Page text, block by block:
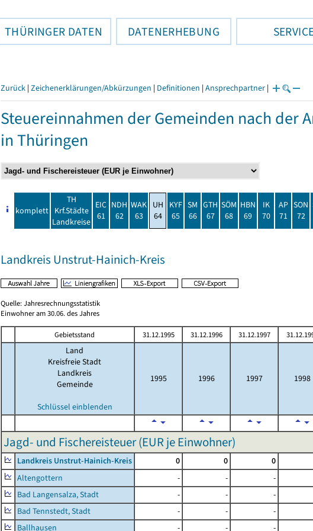
THÜRINGER DATEN DATENERHEBUNG
Zurück | Zeichenerklärungen/Abkürzungen | Definitionen | Ansprechpartner |
Steuereinnahmen der Gemeinden nach der
in Thüringen
komplett
TH
Krf.Städte
Landkreise
EIC
61
NDH
62
WAK
63
UH
64
KYF
65
SM
66
GTH
67
SÖM
68
HBN
69
IK
70
AP
71
SON
72
Landkreis Unstrut-Hainich-Kreis
Quelle: Jahresrechnungsstatistik
Einwohner am 30.06. des Jahres
Gebietsstand 31.12.1995 31.12.1996 31.12.1997
Land
Kreisfreie Stadt
Landkreis
Gemeinde
Schlüssel einblenden
1995 1996 1997 1998
Jagd- und Fischereisteuer (EUR je Einwohner)
Landkreis Unstrut-Hainich-Kreis 0 0 0
Altengottern
- - -
Bad Langensalza, Stadt
- - -
Bad Tennstedt, Stadt
- - -
Ballhausen
- - -